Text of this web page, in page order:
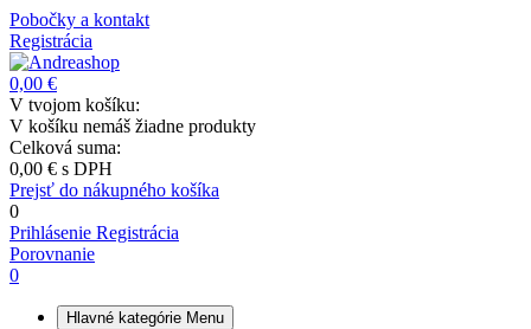
Pobočky a kontakt
Registrácia
0,00 €
V tvojom košíku:
V košíku nemáš žiadne produkty
Celková suma:
0,00 € s DPH
Prejsť do nákupného košíka
0
Prihlásenie Registrácia
Porovnanie
0
Hlavné kategórie Menu